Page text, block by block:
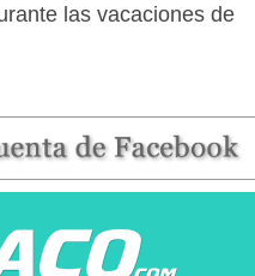
las vacaciones de